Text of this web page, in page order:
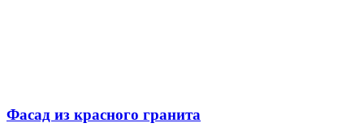
Фасад из красного гранита